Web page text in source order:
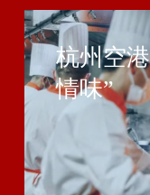
杭州空
情味”